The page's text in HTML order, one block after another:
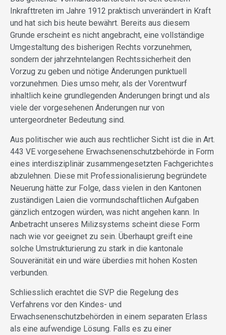
Inkrafttreten im Jahre 1912 praktisch unverändert in Kraft
und hat sich bis heute bewährt. Bereits aus diesem
Grunde erscheint es nicht angebracht, eine vollständige
Umgestaltung des bisherigen Rechts vorzunehmen,
sondern der jahrzehntelangen Rechtssicherheit den
Vorzug zu geben und nötige Änderungen punktuell
vorzunehmen. Dies umso mehr, als der Vorentwurf
inhaltlich keine grundlegenden Änderungen bringt und als
viele der vorgesehenen Änderungen nur von
untergeordneter Bedeutung sind.
Aus politischer wie auch aus rechtlicher Sicht ist die in Art.
443 VE vorgesehene Erwachsenenschutzbehörde in Form
eines interdisziplinär zusammengesetzten Fachgerichtes
abzulehnen. Diese mit Professionalisierung begründete
Neuerung hätte zur Folge, dass vielen in den Kantonen
zuständigen Laien die vormundschaftlichen Aufgaben
gänzlich entzogen würden, was nicht angehen kann. In
Anbetracht unseres Milizsystems scheint diese Form
nach wie vor geeignet zu sein. Überhaupt greift eine
solche Umstrukturierung zu stark in die kantonale
Souveränität ein und wäre überdies mit hohen Kosten
verbunden.
Schliesslich erachtet die SVP die Regelung des
Verfahrens vor den Kindes- und
Erwachsenenschutzbehörden in einem separaten Erlass
als eine aufwendige Lösung. Falls es zu einer